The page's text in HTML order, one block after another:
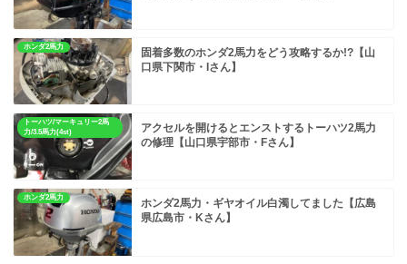
ホンダ2馬力
固着多数のホンダ2馬力をどう攻略するか!?【山
口県下関市・Iさん】
トーハツ/マーキュリー2馬
力/3.5馬力(4st)
アクセルを開けるとエンストするトーハツ2馬力
の修理【山口県宇部市・Fさん】
ホンダ2馬力
ホンダ2馬力・ギヤオイル白濁してました【広島
県広島市・Kさん】